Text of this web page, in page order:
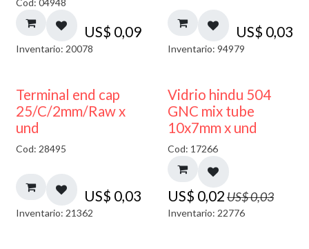
Cod: 04948
US$ 0,09
Inventario: 20078
US$ 0,03
Inventario: 94979
Terminal end cap
25/C/2mm/Raw x
und
Cod: 28495
US$ 0,03
Inventario: 21362
40% DESCUENTO
Vidrio hindu 504
GNC mix tube
10x7mm x und
Cod: 17266
US$ 0,02US$0,03
Inventario: 22776